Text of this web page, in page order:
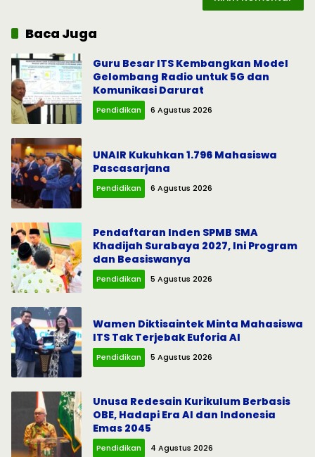
Baca Juga
Guru Besar ITS Kembangkan Model
Gelombang Radio untuk 5G dan
Komunikasi Darurat
Pendidikan 6 Agustus 2026
UNAIR Kukuhkan 1.796 Mahasiswa
Pascasarjana
Pendidikan 6 Agustus 2026
Pendaftaran Inden SPMB SMA
Khadijah Surabaya 2027, Ini Program
dan Beasiswanya
Pendidikan 5 Agustus 2026
Wamen Diktisaintek Minta Mahasiswa
ITS Tak Terjebak Euforia AI
Pendidikan 5 Agustus 2026
Unusa Redesain Kurikulum Berbasis
OBE, Hadapi Era AI dan Indonesia
Emas 2045
Pendidikan 4 Agustus 2026